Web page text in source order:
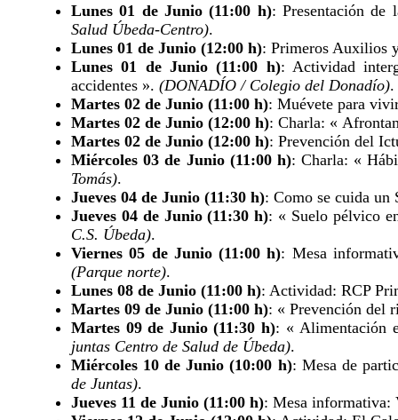
Lunes 01 de Junio (11:00 h): Presentación de
Salud Úbeda-Centro).
Lunes 01 de Junio (12:00 h): Primeros Auxilios
Lunes 01 de Junio (11:00 h): Actividad
accidentes ». (DONADÍO / Colegio del Donadío).
Martes 02 de Junio (11:00 h): Muévete para
Martes 02 de Junio (12:00 h): Charla: «
Martes 02 de Junio (12:00 h): Prevención del
Miércoles 03 de Junio (11:00 h): Charla: «
Tomás).
Jueves 04 de Junio (11:30 h): Como se cuida un
Jueves 04 de Junio (11:30 h): « Suelo pélvico
C.S. Úbeda).
Viernes 05 de Junio (11:00 h): Mesa
(Parque norte).
Lunes 08 de Junio (11:00 h): Actividad: RCP
Martes 09 de Junio (11:00 h): « Prevención del
Martes 09 de Junio (11:30 h): « Alimentación
juntas Centro de Salud de Úbeda).
Miércoles 10 de Junio (10:00 h): Mesa de
de Juntas).
Jueves 11 de Junio (11:00 h): Mesa informativa: